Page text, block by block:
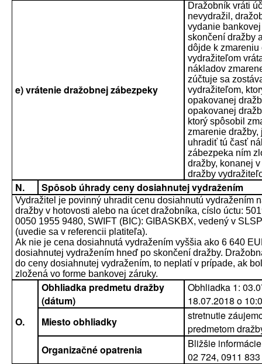
e) vrátenie dražobnej zábezpeky
Dražobník vráti
nevydražil,
vydanie
skončení dražby
dôjde k zmareniu
vydražiteľom
nákladov
zúčtuje sa
vydražiteľom,
opakovanej
opakovanej
ktorý spôsobil
zmarenie
uhradiť tú časť
zábezpeka ním
dražby, konanej
dražby
N. Spôsob úhrady ceny dosiahnutej vydražením
Vydražitel je povinný uhradit cenu dosiahnutú vydražením
dražby v hotovosti alebo na úcet dražobníka, císlo úctu:
0050 1955 9480, SWIFT (BIC): GIBASKBX, vedený v
(uvedie sa v referencii platiteľa).
Ak nie je cena dosiahnutá vydražením vyššia ako 6 640
dosiahnutej vydražením hneď po skončení dražby.
do ceny dosiahnutej vydražením, to neplatí v prípade, ak
zložená vo forme bankovej záruky.
O.
Obhliadka predmetu dražby
(dátum)
Obhliadka 1:
18.07.2018 o
Miesto obhliadky
stretnutie
predmetom
Organizačné opatrenia
Bližšie
02 724, 0911